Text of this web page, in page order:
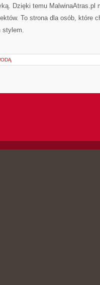
Dzięki temu MalwinaAtras.pl
To strona dla osób, które
stylem.